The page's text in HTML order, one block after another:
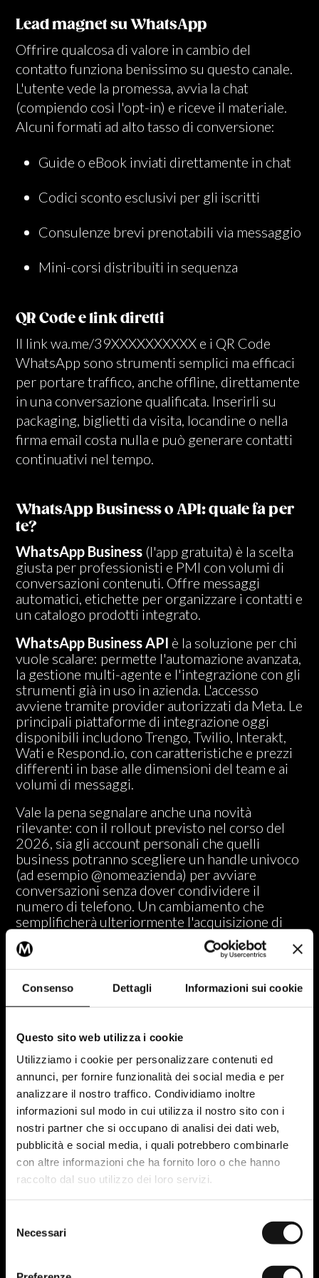
Consenso Dettagli Informazioni sui cookie
Questo sito web utilizza i cookie
Utilizziamo i cookie per personalizzare contenuti ed
annunci, per fornire funzionalità dei social media e per
analizzare il nostro traffico. Condividiamo inoltre
informazioni sul modo in cui utilizza il nostro sito con i
nostri partner che si occupano di analisi dei dati web,
pubblicità e social media, i quali potrebbero combinarle
con altre informazioni che ha fornito loro o che hanno
raccolto dal suo utilizzo dei loro servizi.
delNecessari
Lead magnet su WhatsApp
Offrire qualcosa di valore in cambio del
contatto funziona benissimo su questo canale.
L'utente vede la promessa, avvia la chat
(compiendo così l'opt-in) e riceve il materiale.
Alcuni formati ad alto tasso di conversione:
Guide o eBook inviati direttamente in chat
Codici sconto esclusivi per gli iscritti
Consulenze brevi prenotabili via messaggio
Mini-corsi distribuiti in sequenza
QR Code e link diretti
Il link wa.me/39XXXXXXXXXX e i QR Code
WhatsApp sono strumenti semplici ma efficaci
per portare traffico, anche offline, direttamente
in una conversazione qualificata. Inserirli su
packaging, biglietti da visita, locandine o nella
firma email costa nulla e può generare contatti
continuativi nel tempo.
WhatsApp Business o API: quale fa per
te?
WhatsApp Business (l'app gratuita) è la scelta
giusta per professionisti e PMI con volumi di
conversazioni contenuti. Offre messaggi
automatici, etichette per organizzare i contatti e
un catalogo prodotti integrato.
WhatsApp Business API è la soluzione per chi
vuole scalare: permette l'automazione avanzata,
la gestione multi-agente e l'integrazione con gli
strumenti già in uso in azienda. L'accesso
avviene tramite provider autorizzati da Meta. Le
principali piattaforme di integrazione oggi
disponibili includono Trengo, Twilio, Interakt,
Wati e Respond.io, con caratteristiche e prezzi
differenti in base alle dimensioni del team e ai
volumi di messaggi.
Vale la pena segnalare anche una novità
rilevante: con il rollout previsto nel corso del
2026, sia gli account personali che quelli
business potranno scegliere un handle univoco
(ad esempio @nomeazienda) per avviare
conversazioni senza dover condividere il
numero di telefono. Un cambiamento che
semplificherà ulteriormente l'acquisizione di
nuovi contatti.
Automazione e chatbot: come
qualificare i lead in automatico
e smista i contatti prima ancora che un operatore umano
intervenga. Un flusso base efficace prevede:
Messaggio di benvenuto con proposta di
valore chiara
Raccolta del nome e personalizzazione
immediata
Domande di qualificazione (settore,
Invio di materiali per i lead freddi, passaggio